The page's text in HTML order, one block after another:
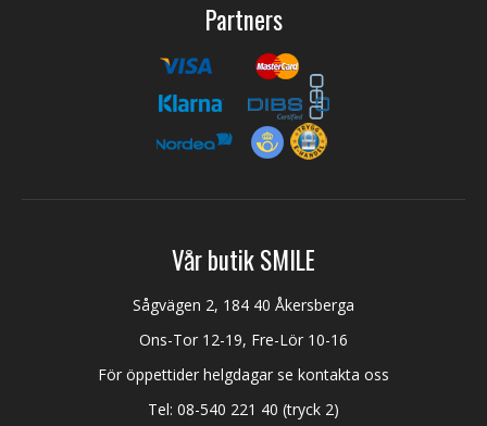
Partners
Vår butik SMILE
Sågvägen 2, 184 40 Åkersberga
Ons-Tor 12-19, Fre-Lör 10-16
För öppettider helgdagar se kontakta oss
Tel: 08-540 221 40 (tryck 2)